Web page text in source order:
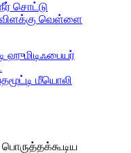
வெள்ளை
மீயொலி